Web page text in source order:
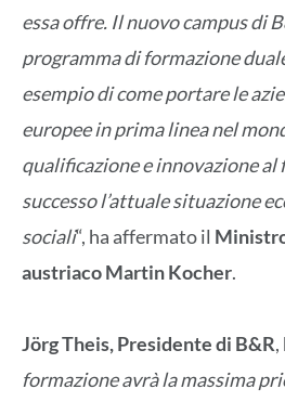
essa offre. Il nuovo campus di
programma di formazione
esempio di come portare le
europee in prima linea nel
qualificazione e innovazione al
successo l’attuale situazione
sociali“, ha affermato il
austriaco Martin Kocher.
Jörg Theis, Presidente di B&R
formazione avrà la massima